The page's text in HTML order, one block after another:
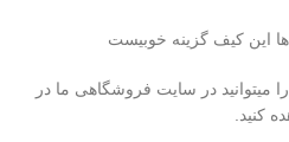
این کیف گزینه خوبیست
میتوانید در سایت فروشگاهی ما در
کنید.